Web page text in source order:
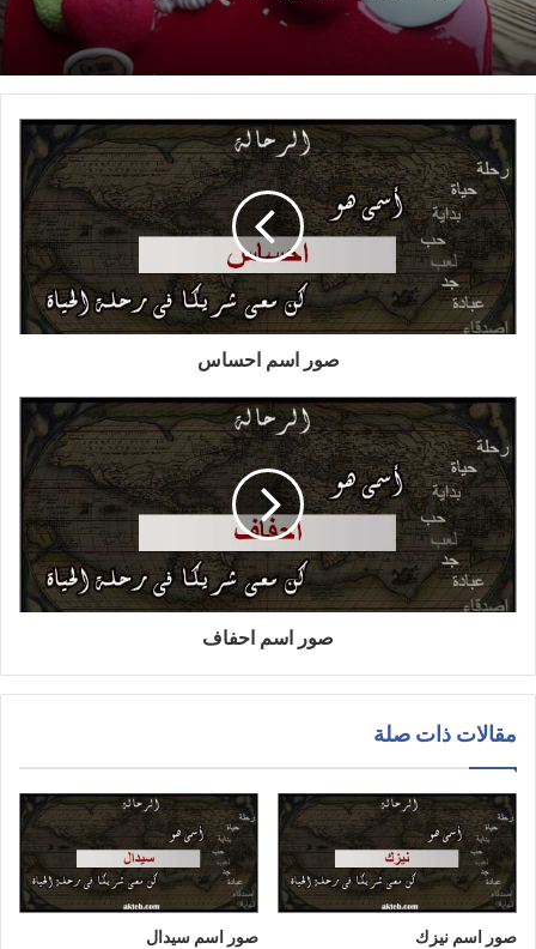
صور اسم احساس
صور اسم احفاف
مقالات ذات صلة
صور اسم نيزك صور اسم سيدال